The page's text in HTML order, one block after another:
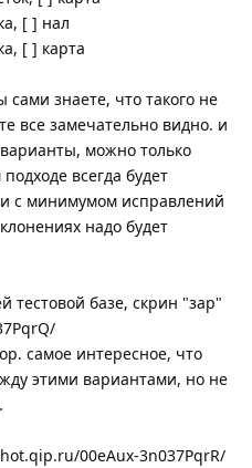
[ ] нал
[ ] карта
знаете, что такого не
все замечательно видно. и
можно только
всегда будет
с минимумом исправлений
надо будет
тестовой базе, скрин "зар"
самое интересное, что
этими вариантами, но не
00eAux-3n037PqrR/